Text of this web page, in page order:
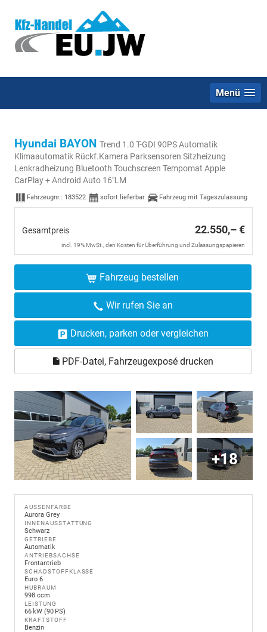
Menü
Hyundai BAYON Trend 1.0 T-GDI 90PS Automatik
Klimaautomatik Rückf.Kamera Parksensoren Sitzheizung
Lenkradheizung Bluetooth Touchscreen Tempomat Apple
CarPlay + Android Auto 16"LM
Fahrzeugnr.: 183522 sofort lieferbar Fahrzeug mit Tageszulassung
Gesamtpreis 22.550,– €
incl. 19% MwSt., den Kosten für Überführung und Zulassungspapieren
Fahrzeug bestellen
Wir rufen Sie an
Drucken, parken oder vergleichen
PDF-Datei, Fahrzeugexposé drucken
+18
AUSSENFARBE
Aurora Grey
INNENAUSSTATTUNG
Schwarz
GETRIEBE
Automatik
ANTRIEBSACHSE
Frontantrieb
SCHADSTOFFKLASSE
Euro 6
HUBRAUM
998 ccm
LEISTUNG
66 kW (90 PS)
KRAFTSTOFF
Benzin